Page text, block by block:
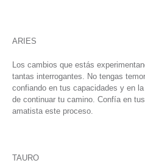
ARIES
Los cambios que estás
tantas interrogantes. No tengas
confiando en tus capacidades y en
de continuar tu camino. Confía en
amatista este proceso.
TAURO